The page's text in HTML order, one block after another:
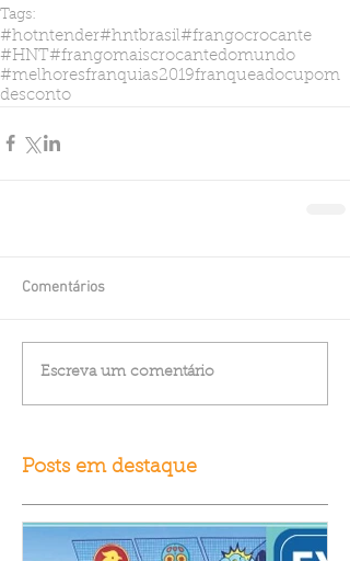
Tags:
#hotntender#hntbrasil#frangocrocante
#HNT#frangomaiscrocantedomundo
#melhoresfranquias2019franqueadocupom
desconto
Comentários
Escreva um comentário
Posts em destaque